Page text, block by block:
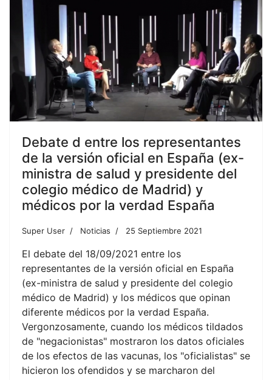
Debate d entre los representantes
de la versión oficial en España (ex-
ministra de salud y presidente del
colegio médico de Madrid) y
médicos por la verdad España
Super User Noticias 25 Septiembre 2021
El debate del 18/09/2021 entre los
representantes de la versión oficial en España
(ex-ministra de salud y presidente del colegio
médico de Madrid) y los médicos que opinan
diferente médicos por la verdad España.
Vergonzosamente, cuando los médicos tildados
de "negacionistas" mostraron los datos oficiales
de los efectos de las vacunas, los "oficialistas" se
hicieron los ofendidos y se marcharon del